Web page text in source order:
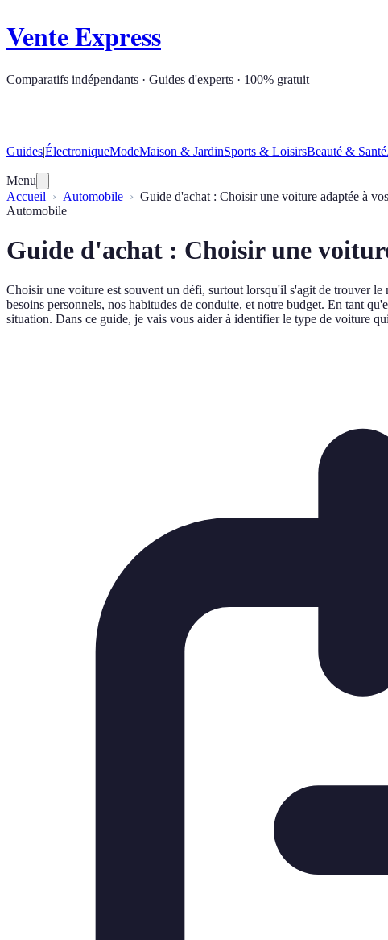
Vente Express
Comparatifs indépendants · Guides d'experts · 100% gratuit
Guides|ÉlectroniqueModeMaison & JardinSports & LoisirsBeauté & Santé
Menu
Accueil
Automobile
Guide d'achat : Choisir une voiture adaptée à
Automobile
Guide d'achat : Choisir une
Choisir une voiture est souvent un défi, surtout lorsqu'il s'agit de trouver
besoins personnels, nos habitudes de conduite, et notre budget. En tant
situation. Dans ce guide, je vais vous aider à identifier le type de voiture